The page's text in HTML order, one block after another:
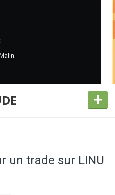
+
un trade sur LINU